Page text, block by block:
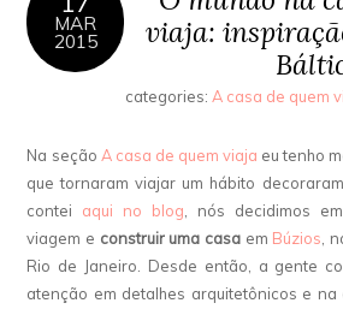
MAR
2015
viaja:
categories: A casa de quem
Na seção A casa de quem viaja eu tenho
que tornaram viajar um hábito
contei aqui no blog , nós decidimos
viagem e construir uma casa em Búzios ,
Rio de Janeiro. Desde então, a gente
atenção em detalhes arquitetônicos e na